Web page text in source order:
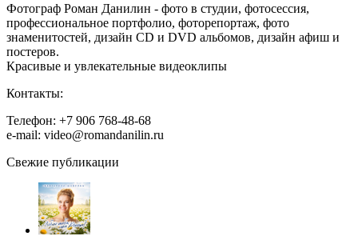
Фотограф Роман Данилин - фото в студии, фотосессия,
профессиональное портфолио, фоторепортаж, фото
знаменитостей, дизайн CD и DVD альбомов, дизайн афиш и
постеров.
Красивые и увлекательные видеоклипы
Контакты:
Телефон: +7 906 768-48-68
e-mail: video@romandanilin.ru
Свежие публикации